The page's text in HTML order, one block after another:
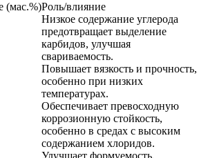
(мас.%)Роль/влияние
Низкое содержание углерода
предотвращает выделение
карбидов, улучшая
свариваемость.
Повышает вязкость и прочность,
особенно при низких
температурах.
Обеспечивает превосходную
коррозионную стойкость,
особенно в средах с высоким
содержанием хлоридов.
Улучшает формуемость,